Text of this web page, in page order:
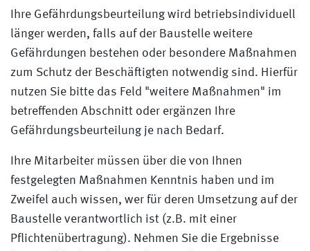
Ihre Gefährdungsbeurteilung wird betriebsindividuell
länger werden, falls auf der Baustelle weitere
Gefährdungen bestehen oder besondere Maßnahmen
zum Schutz der Beschäftigten notwendig sind. Hierfür
nutzen Sie bitte das Feld "weitere Maßnahmen" im
betreffenden Abschnitt oder ergänzen Ihre
Gefährdungsbeurteilung je nach Bedarf.
Ihre Mitarbeiter müssen über die von Ihnen
festgelegten Maßnahmen Kenntnis haben und im
Zweifel auch wissen, wer für deren Umsetzung auf der
Baustelle verantwortlich ist (z.B. mit einer
Pflichtenübertragung). Nehmen Sie die Ergebnisse